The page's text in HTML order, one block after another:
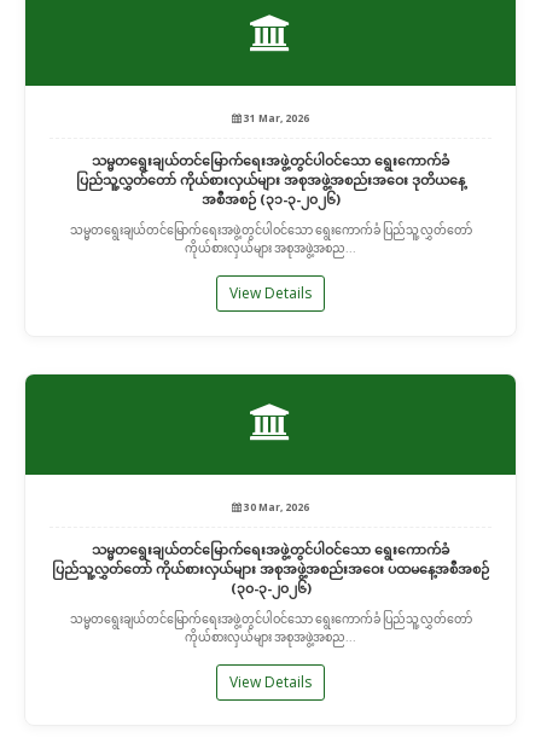
31 Mar, 2026
သမ္မတရွေးချယ်တင်မြောက်ရေးအဖွဲ့တွင်ပါဝင်သော ရွေးကောက်ခံ
ပြည်သူ့လွှတ်တော် ကိုယ်စားလှယ်များ အစုအဖွဲ့အစည်းအဝေး ဒုတိယနေ့
အစီအစဉ် (၃၁-၃-၂၀၂၆)
သမ္မတရွေးချယ်တင်မြောက်ရေးအဖွဲ့တွင်ပါဝင်သော ရွေးကောက်ခံ ပြည်သူ့လွှတ်တော်
ကိုယ်စားလှယ်များ အစုအဖွဲ့အစည...
View Details
30 Mar, 2026
သမ္မတရွေးချယ်တင်မြောက်ရေးအဖွဲ့တွင်ပါဝင်သော ရွေးကောက်ခံ
ပြည်သူ့လွှတ်တော် ကိုယ်စားလှယ်များ အစုအဖွဲ့အစည်းအဝေး ပထမနေ့အစီအစဉ်
(၃၀-၃-၂၀၂၆)
သမ္မတရွေးချယ်တင်မြောက်ရေးအဖွဲ့တွင်ပါဝင်သော ရွေးကောက်ခံ ပြည်သူ့လွှတ်တော်
ကိုယ်စားလှယ်များ အစုအဖွဲ့အစည...
View Details